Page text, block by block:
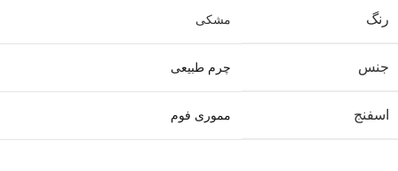
رنگ مشکی
جنس چرم طبیعی
اسفنج مموری فوم